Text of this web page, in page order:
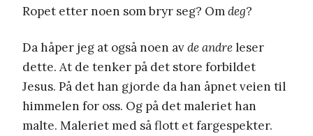
Ropet etter noen som bryr seg? Omdeg?
Da håper jeg at også noen avde andreleser
dette. At de tenker på det store forbildet
Jesus. På det han gjorde da han åpnet veien til
himmelen for oss. Og på det maleriet han
malte. Maleriet med så flott et fargespekter.